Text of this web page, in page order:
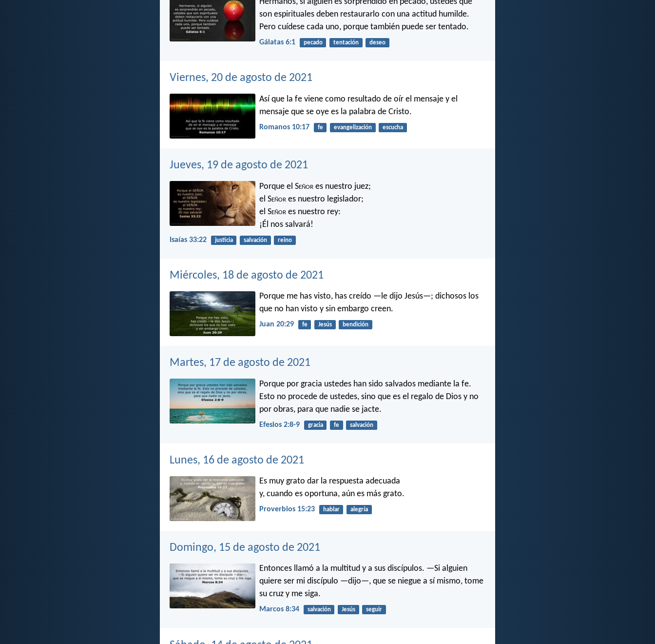
son espirituales deben restaurarlo con una actitud humilde.
Pero cuídese cada uno, porque también puede ser tentado.
Gálatas 6:1 pecado tentación deseo
Viernes, 20 de agosto de 2021
Así que la fe viene como resultado de oír el mensaje y el
mensaje que se oye es la palabra de Cristo.
Romanos 10:17 fe evangelización escucha
Jueves, 19 de agosto de 2021
Porque el Señor es nuestro juez;
el Señor es nuestro legislador;
el Señor es nuestro rey:
¡Él nos salvará!
Isaías 33:22 justicia salvación reino
Miércoles, 18 de agosto de 2021
Porque me has visto, has creído —le dijo Jesús—; dichosos los
que no han visto y sin embargo creen.
Juan 20:29 fe Jesús bendición
Martes, 17 de agosto de 2021
Porque por gracia ustedes han sido salvados mediante la fe.
Esto no procede de ustedes, sino que es el regalo de Dios y no
por obras, para que nadie se jacte.
Efesios 2:8-9 gracia fe salvación
Lunes, 16 de agosto de 2021
Es muy grato dar la respuesta adecuada
y, cuando es oportuna, aún es más grato.
Proverbios 15:23 hablar alegría
Domingo, 15 de agosto de 2021
Entonces llamó a la multitud y a sus discípulos. —Si alguien
quiere ser mi discípulo —dijo—, que se niegue a sí mismo, tome
su cruz y me siga.
Marcos 8:34 salvación Jesús seguir